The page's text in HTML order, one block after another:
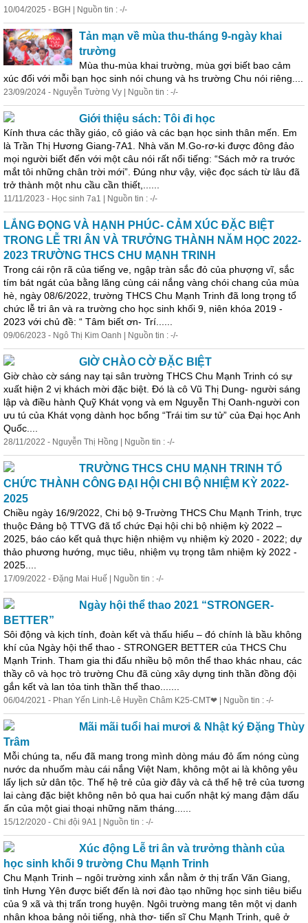
10/04/2025 - BGH | Nguồn tin : -/-
Tản mạn về mùa thu-tháng 9-ngày khai
trường
Mùa thu-mùa khai trường, mùa gợi biết bao cảm
xúc đối với mỗi bạn học sinh nói chung và hs trường Chu nói riêng....
23/09/2024 - Nguyễn Tường Vy | Nguồn tin : -/-
Giới thiệu sách: Tôi đi học
Kính thưa các thầy giáo, cô giáo và các bạn học sinh thân mến. Em
là Trần Thị Hương Giang-7A1. Nhà văn M.Go-rơ-ki được đông đảo
mọi người biết đến với một câu nói rất nổi tiếng: “Sách mở ra trước
mắt tôi những chân trời mới”. Đúng như vậy, việc đọc sách từ lâu đã
trở thành một nhu cầu cần thiết,......
11/11/2023 - Học sinh 7a1 | Nguồn tin : -/-
LẮNG ĐỌNG VÀ HẠNH PHÚC- CẢM XÚC ĐẶC BIỆT
TRONG LỄ TRI ÂN VÀ TRƯỞNG THÀNH NĂM HỌC 2022-
2023 TRƯỜNG THCS CHU MẠNH TRINH
Trong cái rộn rã của tiếng ve, ngập tràn sắc đỏ của phượng vĩ, sắc
tím bát ngát của bằng lăng cùng cái nắng vàng chói chang của mùa
hè, ngày 08/6/2022, trường THCS Chu Mạnh Trinh đã long trọng tổ
chức lễ tri ân và ra trường cho học sinh khối 9, niên khóa 2019 -
2023 với chủ đề: “ Tâm biết ơn- Trí......
09/06/2023 - Ngô Thị Kim Oanh | Nguồn tin : -/-
GIỜ CHÀO CỜ ĐẶC BIỆT
Giờ chào cờ sáng nay tại sân trường THCS Chu Mạnh Trinh có sự
xuất hiện 2 vị khách mời đặc biệt. Đó là cô Vũ Thị Dung- người sáng
lập và điều hành Quỹ Khát vọng và em Nguyễn Thị Oanh-người con
ưu tú của Khát vọng dành học bổng “Trái tim sư tử” của Đại học Anh
Quốc....
28/11/2022 - Nguyễn Thị Hồng | Nguồn tin : -/-
TRƯỜNG THCS CHU MẠNH TRINH TỔ
CHỨC THÀNH CÔNG ĐẠI HỘI CHI BỘ NHIỆM KỲ 2022-
2025
Chiều ngày 16/9/2022, Chi bộ 9-Trường THCS Chu Mạnh Trinh, trực
thuộc Đảng bộ TTVG đã tổ chức Đại hội chi bộ nhiệm kỳ 2022 –
2025, báo cáo kết quả thực hiện nhiệm vụ nhiệm kỳ 2020 - 2022; dự
thảo phương hướng, mục tiêu, nhiệm vụ trọng tâm nhiệm kỳ 2022 -
2025....
17/09/2022 - Đặng Mai Huế | Nguồn tin : -/-
Ngày hội thể thao 2021 “STRONGER-
BETTER”
Sôi động và kịch tính, đoàn kết và thấu hiểu – đó chính là bầu không
khí của Ngày hội thể thao - STRONGER BETTER của THCS Chu
Mạnh Trinh. Tham gia thi đấu nhiều bộ môn thể thao khác nhau, các
thầy cô và học trò trường Chu đã cùng xây dựng tinh thần đồng đội
gắn kết và lan tỏa tinh thần thể thao.......
06/04/2021 - Phan Yến Linh-Lê Huyền Châm K25-CMT❤ | Nguồn tin : -/-
Mãi mãi tuổi hai mươi & Nhật ký Đặng Thùy
Trâm
Mỗi chúng ta, nếu đã mang trong mình dòng máu đỏ ấm nóng cùng
nước da nhuốm màu cái nắng Việt Nam, không một ai là không yêu
lấy lịch sử dân tộc. Thế hệ trẻ của giờ đây và cả thế hệ trẻ của tương
lai càng đặc biệt không nên bỏ qua hai cuốn nhật ký mang đậm dấu
ấn của một giai thoại những năm tháng......
15/12/2020 - Chi đội 9A1 | Nguồn tin : -/-
Xúc động Lễ tri ân và trưởng thành của
học sinh khối 9 trường Chu Mạnh Trinh
Chu Mạnh Trinh – ngôi trường xinh xắn nằm ở thị trấn Văn Giang,
tỉnh Hưng Yên được biết đến là nơi đào tạo những học sinh tiêu biểu
của 9 xã và thị trấn trong huyện. Ngôi trường mang tên một vị danh
nhân khoa bảng nỏi tiếng, nhà thơ- tiến sĩ Chu Mạnh Trinh, quê ở